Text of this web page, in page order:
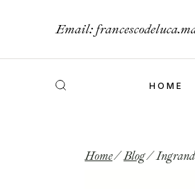
Email:
HOME
Home Blog